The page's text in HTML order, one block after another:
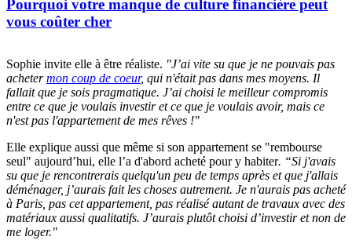
Pourquoi votre manque de culture financière peut
vous coûter cher
Sophie invite elle à être réaliste. "J’ai vite su que je ne pouvais pas
achetermon coup de coeur, qui n'était pas dans mes moyens. Il
fallait que je sois pragmatique. J’ai choisi le meilleur compromis
entre ce que je voulais investir et ce que je voulais avoir, mais ce
n'est pas l'appartement de mes rêves !"
Elle explique aussi que même si son appartement se "rembourse
seul" aujourd’hui, elle l’a d'abord acheté pour y habiter. “Si j'avais
su que je rencontrerais quelqu'un peu de temps après et que j'allais
déménager, j’aurais fait les choses autrement. Je n'aurais pas acheté
à Paris, pas cet appartement, pas réalisé autant de travaux avec des
matériaux aussi qualitatifs. J’aurais plutôt choisi d’investir et non de
me loger."